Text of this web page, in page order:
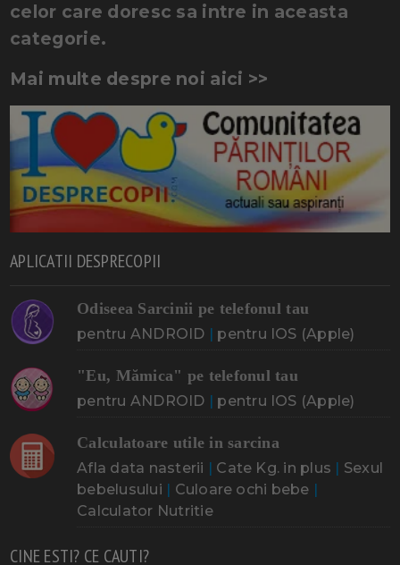
celor care doresc sa intre in aceasta
categorie.
Mai multe despre noi aici >>
APLICATII DESPRECOPII
Odiseea Sarcinii pe telefonul tau
pentru ANDROID | pentru IOS (Apple)
"Eu, Mămica" pe telefonul tau
pentru ANDROID | pentru IOS (Apple)
Calculatoare utile in sarcina
Afla data nasterii | Cate Kg. in plus | Sexul
bebelusului | Culoare ochi bebe |
Calculator Nutritie
CINE ESTI? CE CAUTI?